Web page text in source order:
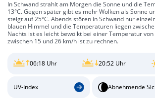
In Schwand strahlt am Morgen die Sonne und die
13°C. Gegen später gibt es mehr Wolken als Sonne
steigt auf 25°C. Abends stören in Schwand nur
blauen Himmel und die Temperaturen liegen
Nachts ist es leicht bewölkt bei einer Temperatur von
zwischen 15 und 26 km/h ist zu rechnen.
06:18 Uhr 20:52 Uhr
UV-Index Abnehmende